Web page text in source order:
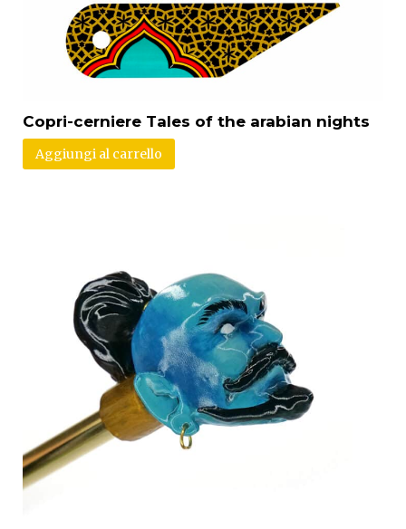
Copri-cerniere Tales of the arabian nights
Aggiungi al carrello